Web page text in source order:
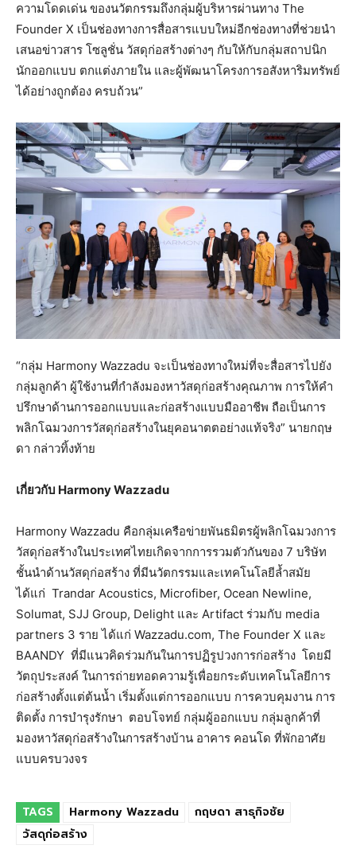
ความโดดเด่น ของนวัตกรรมถึงกลุ่มผู้บริหารผ่านทาง The
Founder X เป็นช่องทางการสื่อสารแบบใหม่อีกช่องทางที่ช่วยนำ
เสนอข่าวสาร โซลูชั่น วัสดุก่อสร้างต่างๆ กับให้กับกลุ่มสถาปนิก
นักออกแบบ ตกแต่งภายใน และผู้พัฒนาโครงการอสังหาริมทรัพย์
ได้อย่างถูกต้อง ครบถ้วน”
“กลุ่ม Harmony Wazzadu จะเป็นช่องทางใหม่ที่จะสื่อสารไปยัง
กลุ่มลูกค้า ผู้ใช้งานที่กำลังมองหาวัสดุก่อสร้างคุณภาพ การให้คำ
ปรึกษาด้านการออกแบบและก่อสร้างแบบมืออาชีพ ถือเป็นการ
พลิกโฉมวงการวัสดุก่อสร้างในยุคอนาตตอย่างแท้จริง” นายกฤษ
ดา กล่าวทิ้งท้าย
เกี่ยวกับ Harmony Wazzadu
Harmony Wazzadu คือกลุ่มเครือข่ายพันธมิตรผู้พลิกโฉมวงการ
วัสดุก่อสร้างในประเทศไทยเกิดจากการรวมตัวกันของ 7 บริษัท
ชั้นนำด้านวัสดุก่อสร้าง ที่มีนวัตกรรมและเทคโนโลยีล้ำสมัย
ได้แก่ Trandar Acoustics, Microfiber, Ocean Newline,
Solumat, SJJ Group, Delight และ Artifact ร่วมกับ media
partners 3 ราย ได้แก่ Wazzadu.com, The Founder X และ
BAANDY ที่มีแนวคิดร่วมกันในการปฏิรูปวงการก่อสร้าง โดยมี
วัตถุประสงค์ ในการถ่ายทอดความรู้เพื่อยกระดับเทคโนโลยีการ
ก่อสร้างตั้งแต่ต้นน้ำ เริ่มตั้งแต่การออกแบบ การควบคุมงาน การ
ติดตั้ง การบำรุงรักษา ตอบโจทย์ กลุ่มผู้ออกแบบ กลุ่มลูกค้าที่
มองหาวัสดุก่อสร้างในการสร้างบ้าน อาคาร คอนโด ที่พักอาศัย
แบบครบวงจร
TAGS Harmony Wazzadu
กฤษดา สาธุกิจชัย
วัสดุก่อสร้าง